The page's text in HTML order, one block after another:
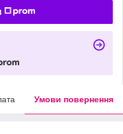
Умови повернення